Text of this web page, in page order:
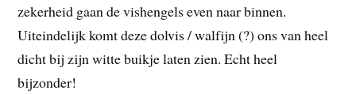
zekerheid gaan de vishengels even naar binnen.
Uiteindelijk komt deze dolvis / walfijn (?) ons van heel
dicht bij zijn witte buikje laten zien. Echt heel
bijzonder!